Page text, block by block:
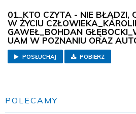
01_KTO CZYTA - NIE BŁĄDZI,
W ŻYCIU
GAWEŁ_BOHDAN
UAM W POZNANIU ORAZ
POSŁUCHAJ POBIERZ
POLECAMY